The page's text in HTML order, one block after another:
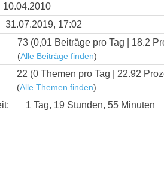
10.04.2010
31.07.2019, 17:02
73 (0,01 Beiträge pro Tag | 18.2
(Alle Beiträge finden)
22 (0 Themen pro Tag | 22.92
(Alle Themen finden)
1 Tag, 19 Stunden, 55 Minuten